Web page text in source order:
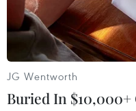
JG Wentworth
Buried In